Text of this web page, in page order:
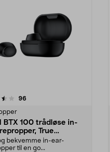
96anmeldelser
BTX 100 trådløse in-
True
bekvemme in-ear-
til en go...
4.5av 5 stjerner